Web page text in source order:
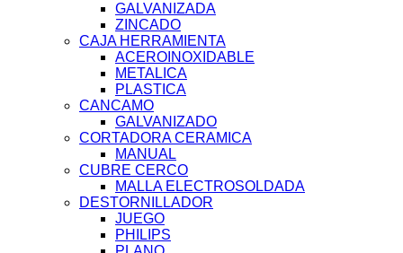
GALVANIZADA
ZINCADO
CAJA HERRAMIENTA
ACEROINOXIDABLE
METALICA
PLASTICA
CANCAMO
GALVANIZADO
CORTADORA CERAMICA
MANUAL
CUBRE CERCO
MALLA ELECTROSOLDADA
DESTORNILLADOR
JUEGO
PHILIPS